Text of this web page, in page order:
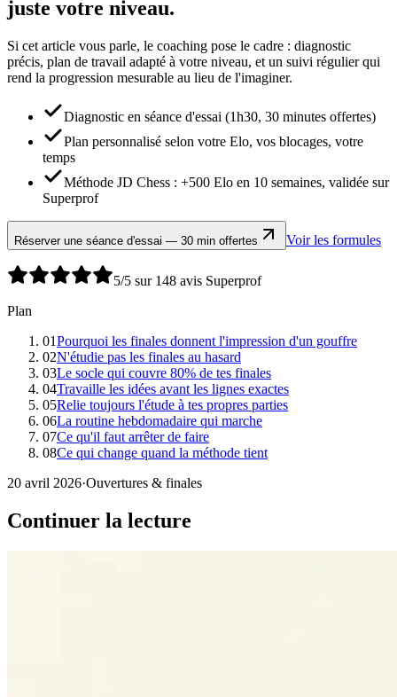
juste votre niveau.
Si cet article vous parle, le coaching pose le cadre : diagnostic
précis, plan de travail adapté à votre niveau, et un suivi régulier qui
rend la progression mesurable au lieu de l'imaginer.
Diagnostic en séance d'essai (1h30, 30 minutes offertes)
Plan personnalisé selon votre Elo, vos blocages, votre
temps
Méthode JD Chess : +500 Elo en 10 semaines, validée sur
Superprof
Réserver une séance d'essai — 30 min offertes Voir les formules
5/5 sur 148 avis Superprof
Plan
01Pourquoi les finales donnent l'impression d'un gouffre
02N'étudie pas les finales au hasard
03Le socle qui couvre 80% de tes finales
04Travaille les idées avant les lignes exactes
05Relie toujours l'étude à tes propres parties
06La routine hebdomadaire qui marche
07Ce qu'il faut arrêter de faire
08Ce qui change quand la méthode tient
20 avril 2026·Ouvertures & finales
Continuer la lecture